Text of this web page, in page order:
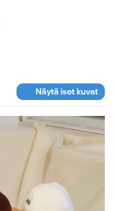
Näytä isot kuvat